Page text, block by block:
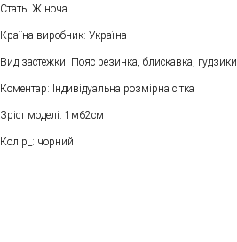
Стать: Жіноча
Країна виробник: Україна
Вид застежки: Пояс резинка, блискавка, гудзики
Коментар: Індивідуальна розмірна сітка
Зріст моделі: 1м62см
Колір_: чорний